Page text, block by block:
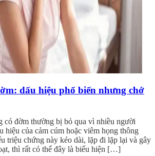
dấu hiệu phổ biến nhưng chớ
có đờm thường bị bỏ qua vì nhiều người
hiệu của cảm cúm hoặc viêm họng thông
triệu chứng này kéo dài, lặp đi lặp lại và gây
thì rất có thể đây là biểu hiện […]